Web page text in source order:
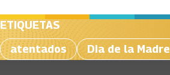
ETIQUETAS
atentados
Dia de la Madre